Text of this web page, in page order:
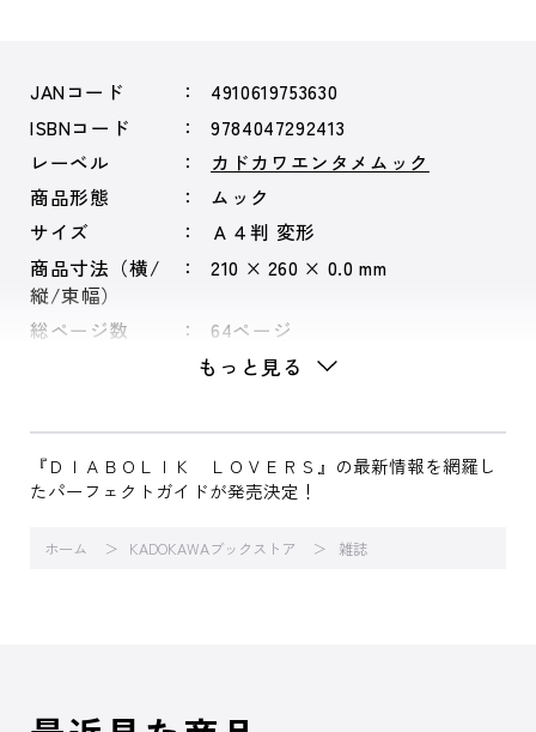
JANコード
4910619753630
ISBNコード
9784047292413
レーベル
カドカワエンタメムック
商品形態
ムック
サイズ
Ａ４判 変形
商品寸法（横/
縦/束幅）
210 × 260 × 0.0 mm
総ページ数 64ページ
もっと見る
『ＤＩＡＢＯＬＩＫ ＬＯＶＥＲＳ』の最新情報を網羅し
たパーフェクトガイドが発売決定！
ホーム KADOKAWAブックストア 雑誌